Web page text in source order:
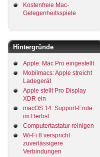
Kostenfreie Mac-
Gelegenheitsspiele
Hintergründe
Apple: Mac Pro eingestellt
Mobilmacs: Apple streicht
Ladegerät
Apple stellt Pro Display
XDR ein
macOS 14: Support-Ende
im Herbst
Computertastatur reinigen
Wi-Fi 8 verspricht
zuverlässigere
Verbindungen